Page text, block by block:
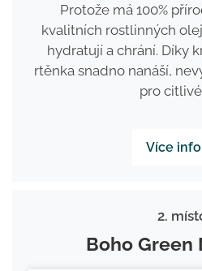
Protože má 100%
kvalitních rostlinných
hydratují a chrání. Díky
rtěnka snadno nanáší,
pro
Více
2.
Boho Green